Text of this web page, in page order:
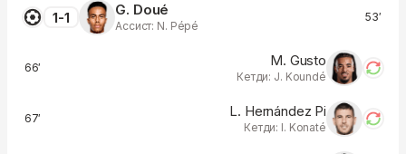
53′
G. Doué
Ассист: N. Pépé
1-1
66′ M. Gusto
Кетди: J. Koundé
67′ L. Hernández Pi
Кетди: I. Konaté